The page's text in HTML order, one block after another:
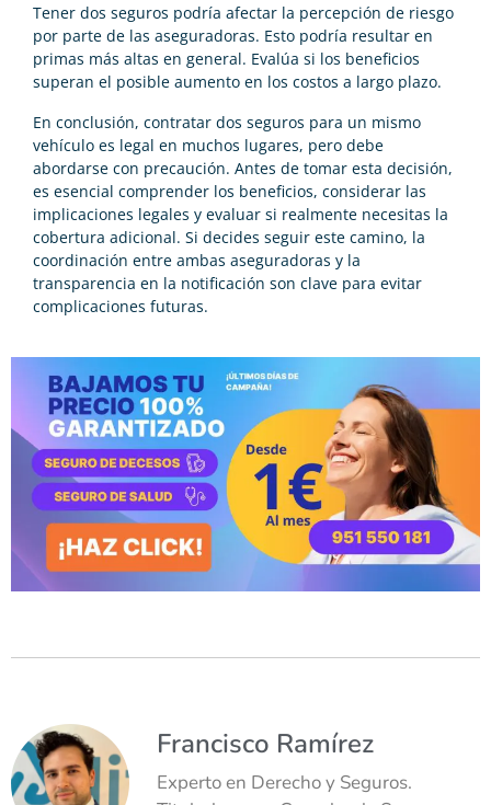
Tener dos seguros podría afectar la percepción de riesgo
por parte de las aseguradoras. Esto podría resultar en
primas más altas en general. Evalúa si los beneficios
superan el posible aumento en los costos a largo plazo.
En conclusión, contratar dos seguros para un mismo
vehículo es legal en muchos lugares, pero debe
abordarse con precaución. Antes de tomar esta decisión,
es esencial comprender los beneficios, considerar las
implicaciones legales y evaluar si realmente necesitas la
cobertura adicional. Si decides seguir este camino, la
coordinación entre ambas aseguradoras y la
transparencia en la notificación son clave para evitar
complicaciones futuras.
Francisco Ramírez
Experto en Derecho y Seguros.